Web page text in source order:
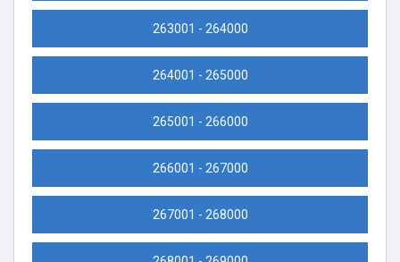
263001 - 264000
264001 - 265000
265001 - 266000
266001 - 267000
267001 - 268000